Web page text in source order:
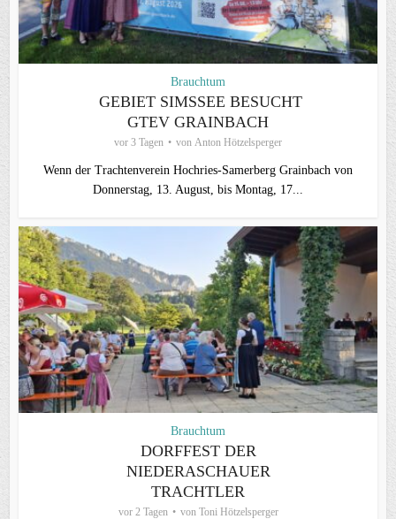
Brauchtum
GEBIET SIMSSEE BESUCHT
GTEV GRAINBACH
vor 3 Tagen von Anton Hötzelsperger
Wenn der Trachtenverein Hochries-Samerberg Grainbach von
Donnerstag, 13. August, bis Montag, 17...
Brauchtum
DORFFEST DER
NIEDERASCHAUER
TRACHTLER
vor 2 Tagen von Toni Hötzelsperger